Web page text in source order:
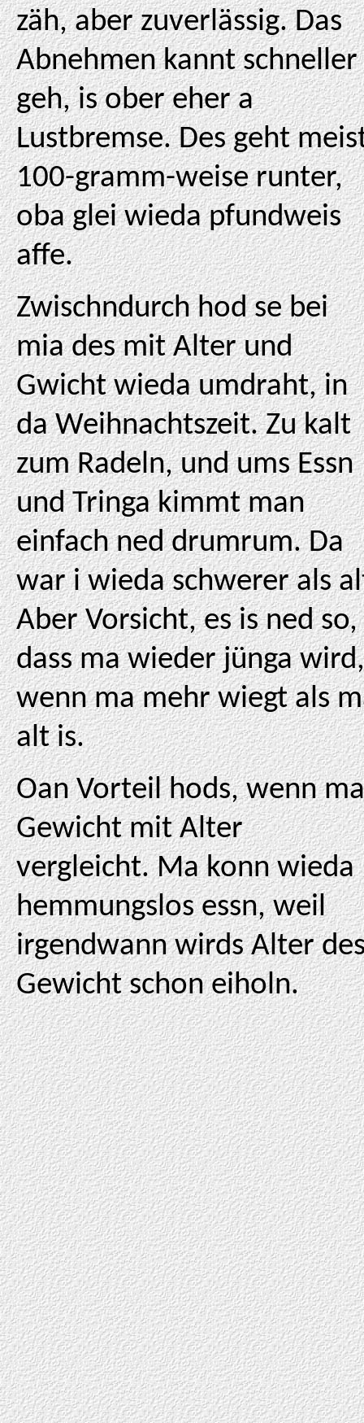
zäh, aber zuverlässig. Das
Abnehmen kannt schneller
geh, is ober eher a
Lustbremse. Des geht
100-gramm-weise runter,
oba glei wieda pfundweis
affe.
Zwischndurch hod se bei
mia des mit Alter und
Gwicht wieda umdraht, in
da Weihnachtszeit. Zu kalt
zum Radeln, und ums Essn
und Tringa kimmt man
einfach ned drumrum. Da
war i wieda schwerer als
Aber Vorsicht, es is ned so,
dass ma wieder jünga wird,
wenn ma mehr wiegt als
alt is.
Oan Vorteil hods, wenn
Gewicht mit Alter
vergleicht. Ma konn wieda
hemmungslos essn, weil
irgendwann wirds Alter
Gewicht schon eiholn.